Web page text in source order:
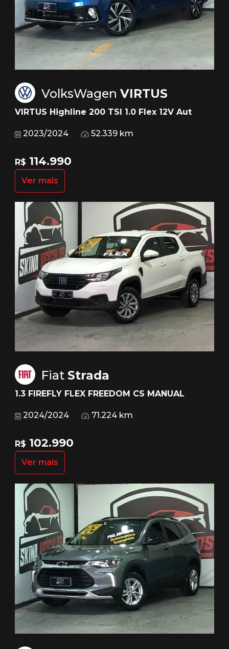
VolksWagen VIRTUS
VIRTUS Highline 200 TSI 1.0 Flex 12V Aut
2023/2024 52.339 km
R$ 114.990
Ver mais
Fiat Strada
1.3 FIREFLY FLEX FREEDOM CS MANUAL
2024/2024 71.224 km
R$ 102.990
Ver mais